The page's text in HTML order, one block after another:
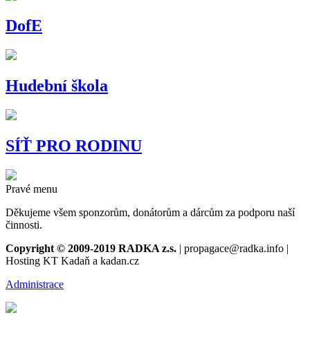
DofE
Hudební škola
SÍŤ PRO RODINU
Pravé menu
Děkujeme všem sponzorům, donátorům a dárcům za podporu naší
činnosti.
Copyright © 2009-2019 RADKA z.s. | propagace@radka.info |
Hosting KT Kadaň a kadan.cz
Administrace